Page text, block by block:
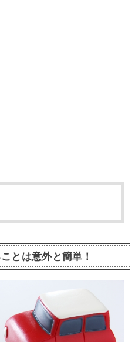
とは意外と簡単！